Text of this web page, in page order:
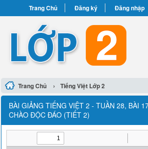
Trang Chủ Đăng ký Đăng nhập
Trang Chủ › Tiếng Việt Lớp 2
BÀI GIẢNG TIẾNG VIỆT 2 - TUẦN 28, BÀI
CHÀO ĐỘC ĐÁO (TIẾT 2)